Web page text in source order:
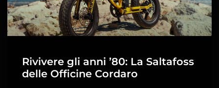
Rivivere gli anni ’80: La Saltafoss
delle Officine Cordaro